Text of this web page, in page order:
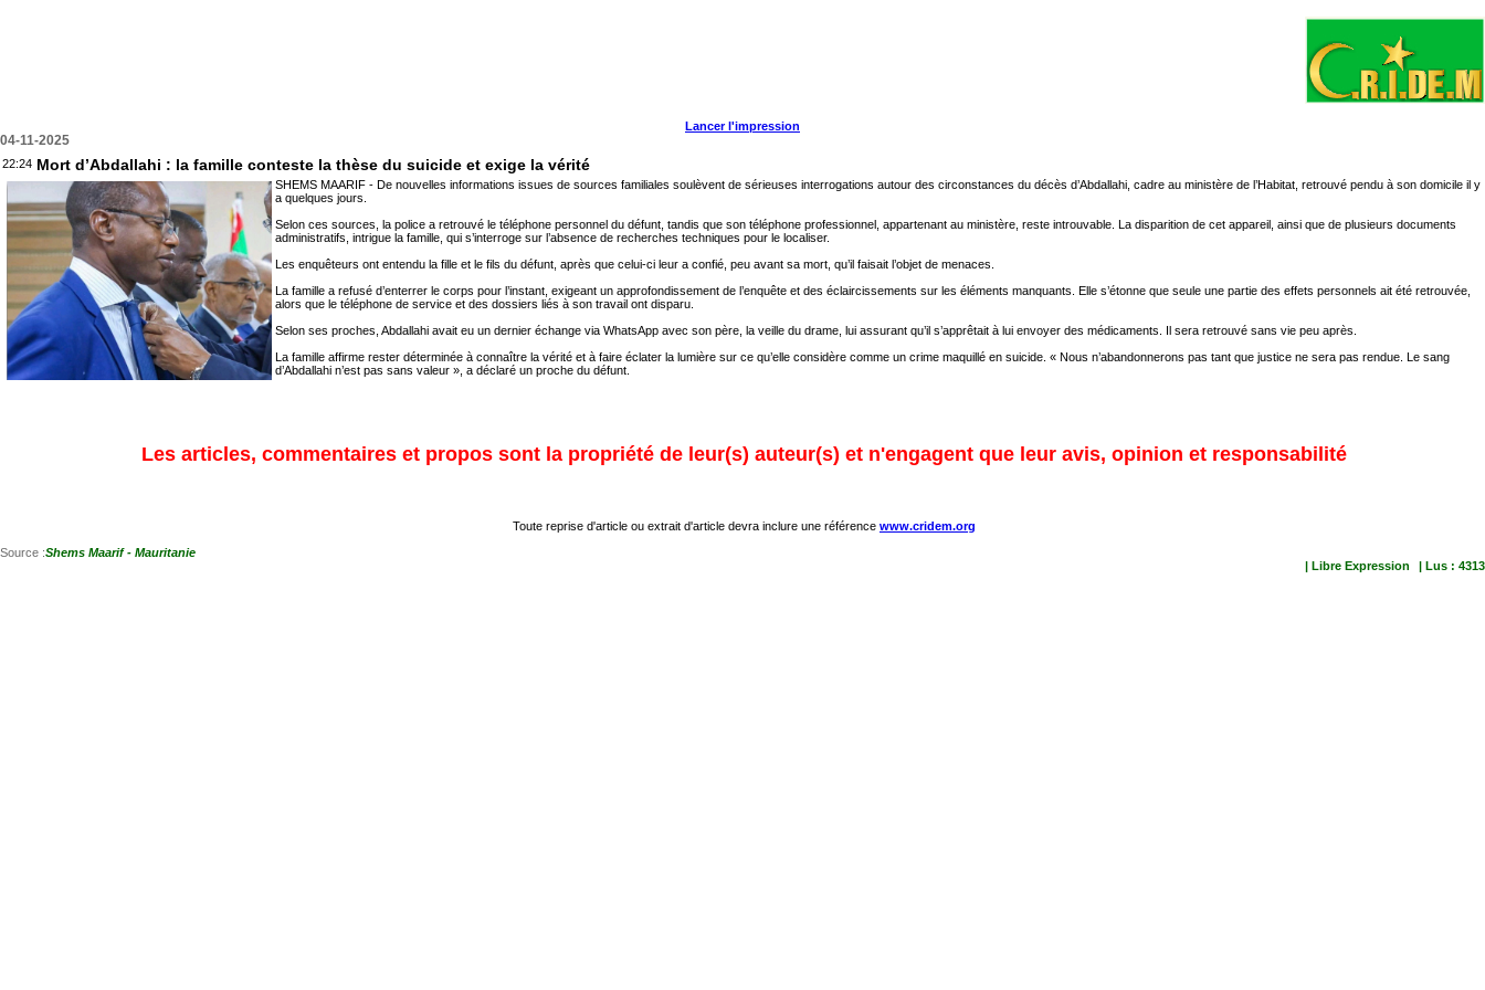
Lancer l'impression
04-11-2025
22:24 Mort d’Abdallahi : la famille conteste la thèse du suicide et exige la vérité
SHEMS MAARIF - De nouvelles informations issues de sources familiales soulèvent de sérieuses interrogations autour des circonstances du décès d’Abdallahi, cadre au ministère de l’Habitat, retrouvé pendu à son domicile il y
a quelques jours.
Selon ces sources, la police a retrouvé le téléphone personnel du défunt, tandis que son téléphone professionnel, appartenant au ministère, reste introuvable. La disparition de cet appareil, ainsi que de plusieurs documents
administratifs, intrigue la famille, qui s’interroge sur l’absence de recherches techniques pour le localiser.
Les enquêteurs ont entendu la fille et le fils du défunt, après que celui-ci leur a confié, peu avant sa mort, qu’il faisait l’objet de menaces.
La famille a refusé d’enterrer le corps pour l’instant, exigeant un approfondissement de l’enquête et des éclaircissements sur les éléments manquants. Elle s’étonne que seule une partie des effets personnels ait été retrouvée,
alors que le téléphone de service et des dossiers liés à son travail ont disparu.
Selon ses proches, Abdallahi avait eu un dernier échange via WhatsApp avec son père, la veille du drame, lui assurant qu’il s’apprêtait à lui envoyer des médicaments. Il sera retrouvé sans vie peu après.
La famille affirme rester déterminée à connaître la vérité et à faire éclater la lumière sur ce qu’elle considère comme un crime maquillé en suicide. « Nous n’abandonnerons pas tant que justice ne sera pas rendue. Le sang
d’Abdallahi n’est pas sans valeur », a déclaré un proche du défunt.
Les articles, commentaires et propos sont la propriété de leur(s) auteur(s) et n'engagent que leur avis, opinion et responsabilité
Toute reprise d'article ou extrait d'article devra inclure une référence www.cridem.org
Source :Shems Maarif - Mauritanie
| Libre Expression
| Lus : 4313